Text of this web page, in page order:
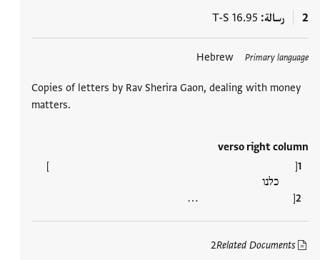
2 رسالة T-S 16.95
Primary language
Hebrew
Copies of letters by Rav Sherira Gaon, dealing with money
matters.
verso right column
[ ]
כלנו
[ …
Related Documents
2
العلامات